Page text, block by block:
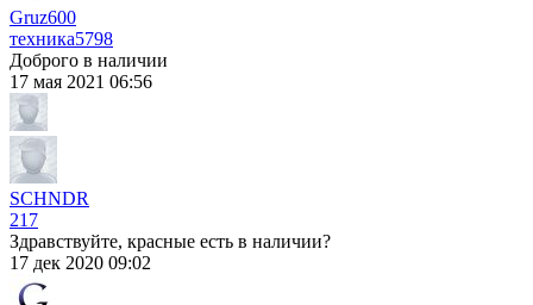
Gruz600
техника5798
Доброго в наличии
17 мая 2021 06:56
SCHNDR
217
Здравствуйте, красные есть в наличии?
17 дек 2020 09:02